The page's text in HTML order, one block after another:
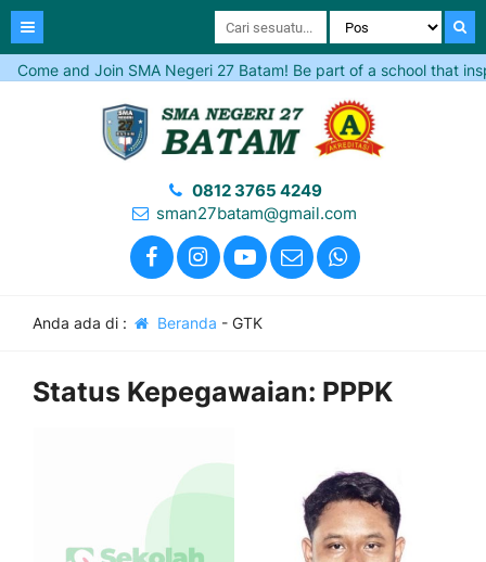
Come and Join SMA Negeri 27 Batam! Be part of a school that
0812 3765 4249
sman27batam@gmail.com
Anda ada di : Beranda - GTK
Status Kepegawaian: PPPK